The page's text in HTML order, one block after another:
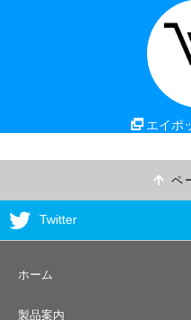
エイポ
ペ
Twitter
ホーム
製品案内